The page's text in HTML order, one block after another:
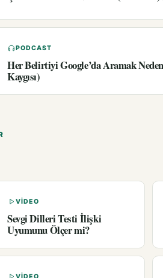
PODCAST
Her Belirtiyi Google’da Aramak
Kaygısı)
VIDEO
Sevgi Dilleri Testi İlişki
Uyumunu Ölçer mi?
VIDEO